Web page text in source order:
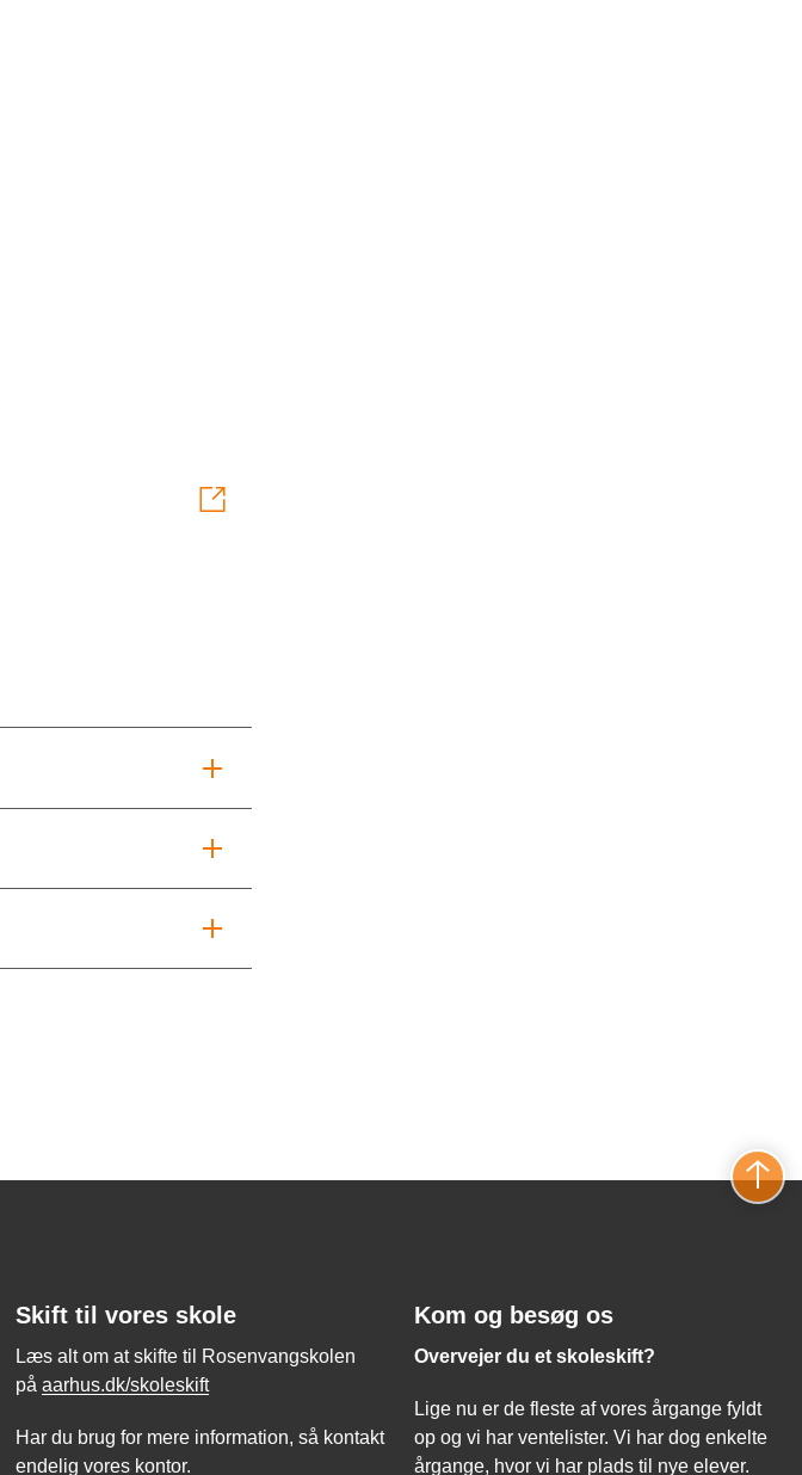
Skift til vores skole
Læs alt om at skifte til Rosenvangskolen
på aarhus.dk/skoleskift
Har du brug for mere information, så kontakt
endelig vores kontor.
Kom og besøg os
Overvejer du et skoleskift?
Lige nu er de fleste af vores årgange fyldt
op og vi har ventelister. Vi har dog enkelte
årgange, hvor vi har plads til nye elever.